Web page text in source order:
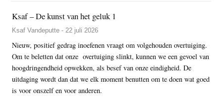
Ksaf – De kunst van het geluk 1
Ksaf Vandeputte - 22 juli 2026
Nieuw, positief gedrag inoefenen vraagt om volgehouden overtuiging.
Om te beletten dat onze overtuiging slinkt, kunnen we een gevoel van
hoogdringendheid opwekken, als besef van onze eindigheid. De
uitdaging wordt dan dat we elk moment benutten om te doen wat goed
is voor onszelf en voor anderen.